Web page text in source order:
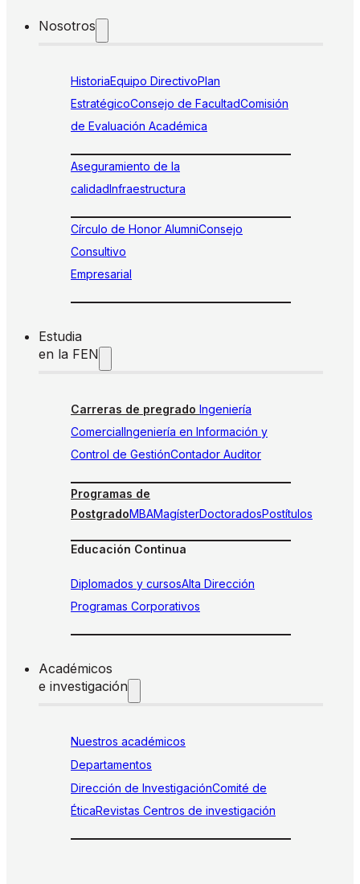
Nosotros
HistoriaEquipo DirectivoPlan
EstratégicoConsejo de FacultadComisión
de Evaluación Académica
Aseguramiento de la
calidadInfraestructura
Círculo de Honor AlumniConsejo
Consultivo
Empresarial
Estudia
en la FEN
Carreras de pregrado Ingeniería
ComercialIngeniería en Información y
Control de GestiónContador Auditor
Programas de
PostgradoMBAMagísterDoctoradosPostítulos
Educación Continua
Diplomados y cursosAlta Dirección
Programas Corporativos
Académicos
e investigación
Nuestros académicos
Departamentos
Dirección de InvestigaciónComité de
ÉticaRevistas Centros de investigación